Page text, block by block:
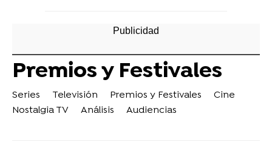
Premios y Festivales
Series Televisión Premios y Festivales
Cine
Nostalgia TV
Análisis Audiencias